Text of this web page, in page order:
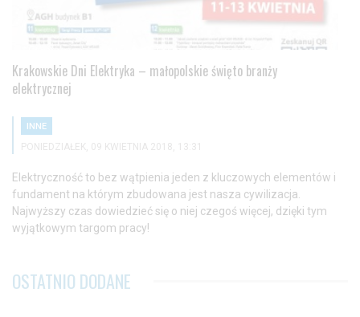
Krakowskie Dni Elektryka – małopolskie święto branży
elektrycznej
INNE
PONIEDZIAŁEK, 09 KWIETNIA 2018, 13:31
Elektryczność to bez wątpienia jeden z kluczowych elementów i
fundament na którym zbudowana jest nasza cywilizacja.
Najwyższy czas dowiedzieć się o niej czegoś więcej, dzięki tym
wyjątkowym targom pracy!
OSTATNIO DODANE